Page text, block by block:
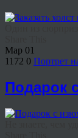
Мар 01
1172 0 Портрет
Подарок